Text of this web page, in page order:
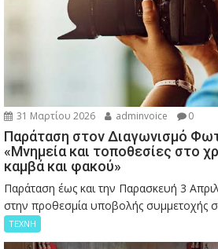
31 Μαρτίου 2026 adminvoice 0
Παράταση στον Διαγωνισμό
«Μνημεία και τοποθεσίες στο
καμβά και φακού»
Παράταση έως και την Παρασκευή 3
στην προθεσμία υποβολής συμμετοχής
ΤΕΧΝΗ